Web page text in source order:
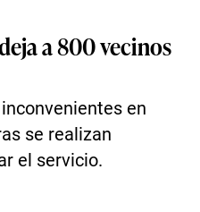
a 800 vecinos
en
se realizan
el servicio.